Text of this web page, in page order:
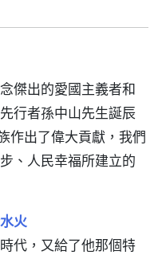
傑出的愛國主義者和
行者孫中山先生誕辰
作出了偉大貢獻，我們
、人民幸福所建立的
火
代，又給了他那個特